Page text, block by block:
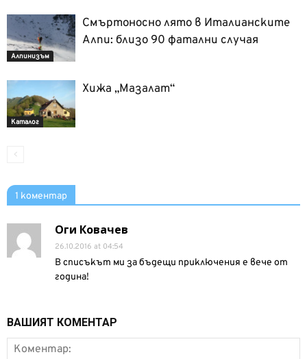
Алпинизъм
Смъртоносно лято в Италианските
Алпи: близо 90 фатални случая
Каталог
Хижа „Мазалат“
1 коментар
Оги Ковачев
26.10.2016 at 04:54
В списъкът ми за бъдещи приключения е вече от
година!
ВАШИЯТ КОМЕНТАР